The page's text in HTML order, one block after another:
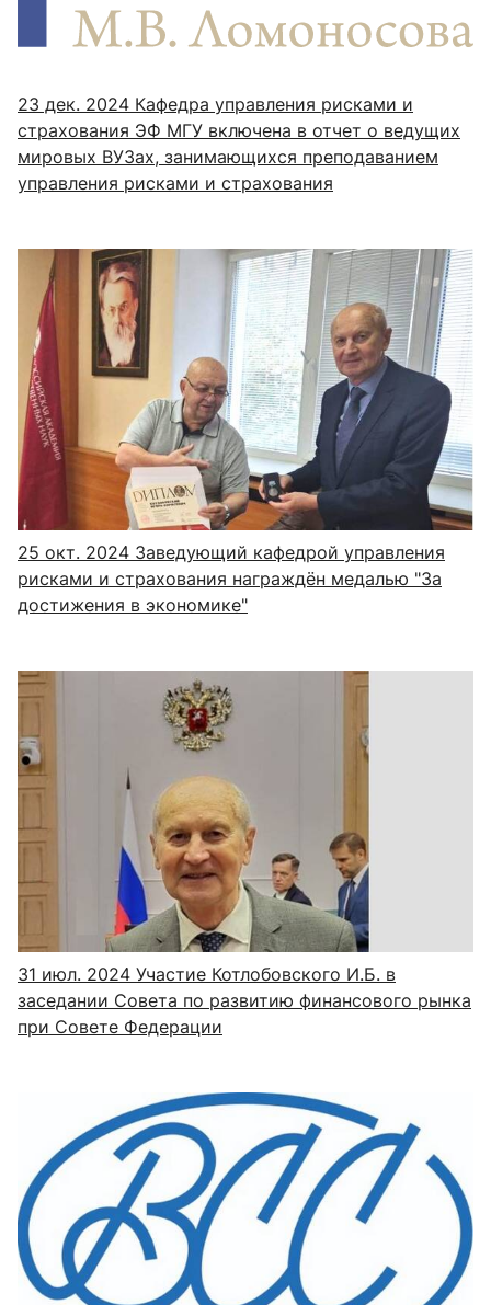
23 дек. 2024 Кафедра управления рисками и
страхования ЭФ МГУ включена в отчет о ведущих
мировых ВУЗах, занимающихся преподаванием
управления рисками и страхования
25 окт. 2024 Заведующий кафедрой управления
рисками и страхования награждён медалью "За
достижения в экономике"
31 июл. 2024 Участие Котлобовского И.Б. в
заседании Совета по развитию финансового рынка
при Совете Федерации